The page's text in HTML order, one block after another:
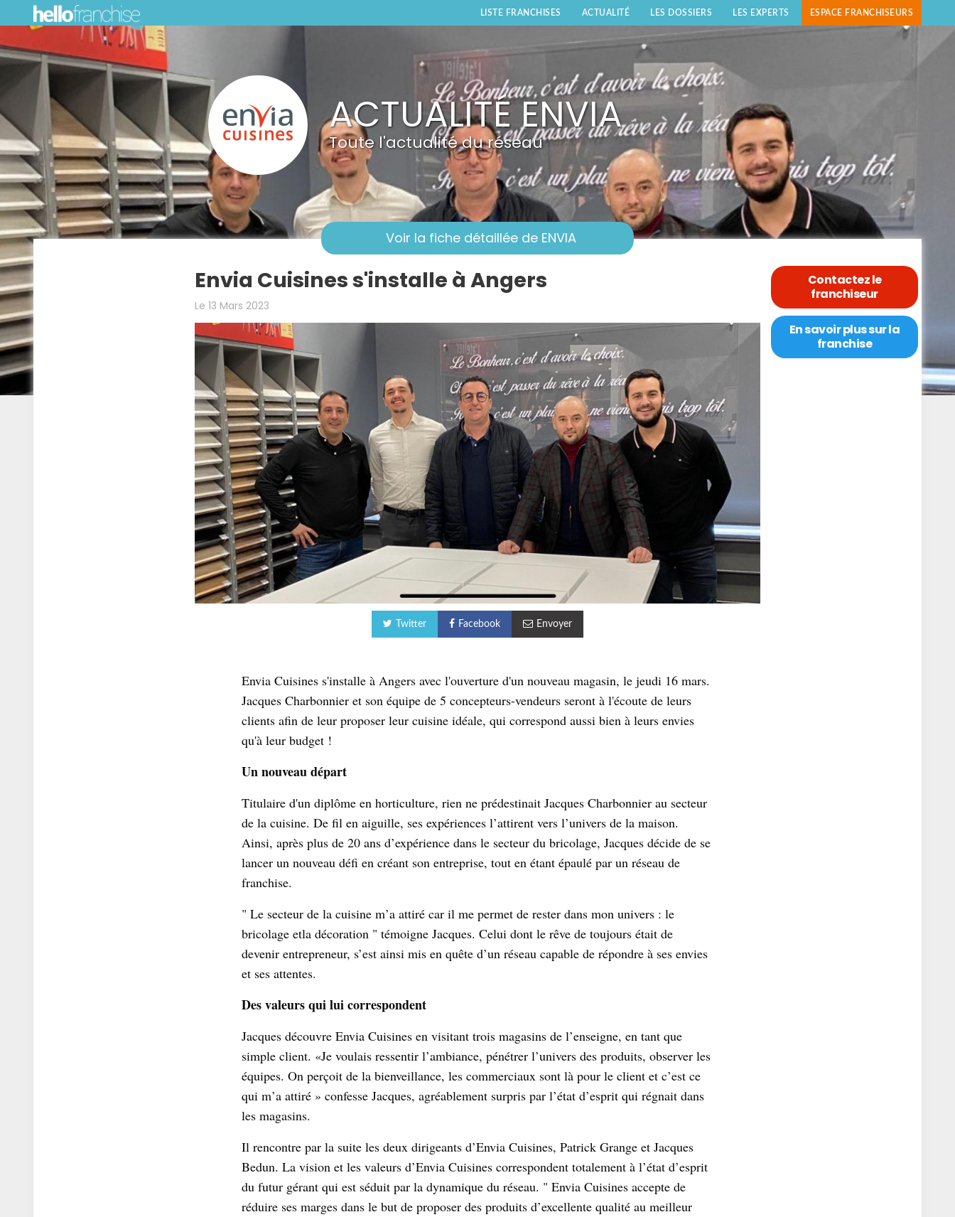
LISTE FRANCHISES ACTUALITÉ LES DOSSIERS LES EXPERTS ESPACE FRANCHISEURS
ACTUALITÉ ENVIA
Toute l'actualité du réseau
Voir la fiche détaillée de ENVIA
Envia Cuisines s'installe à Angers
Le 13 Mars 2023
Twitter Facebook Envoyer
Envia Cuisines s'installe à Angers avec l'ouverture d'un nouveau magasin, le jeudi 16 mars.
Jacques Charbonnier et son équipe de 5 concepteurs-vendeurs seront à l'écoute de leurs
clients afin de leur proposer leur cuisine idéale, qui correspond aussi bien à leurs envies
qu'à leur budget !
Un nouveau départ
Titulaire d'un diplôme en horticulture, rien ne prédestinait Jacques Charbonnier au secteur
de la cuisine. De fil en aiguille, ses expériences l’attirent vers l’univers de la maison.
Ainsi, après plus de 20 ans d’expérience dans le secteur du bricolage, Jacques décide de se
lancer un nouveau défi en créant son entreprise, tout en étant épaulé par un réseau de
franchise.
" Le secteur de la cuisine m’a attiré car il me permet de rester dans mon univers : le
bricolage etla décoration " témoigne Jacques. Celui dont le rêve de toujours était de
devenir entrepreneur, s’est ainsi mis en quête d’un réseau capable de répondre à ses envies
et ses attentes.
Des valeurs qui lui correspondent
Jacques découvre Envia Cuisines en visitant trois magasins de l’enseigne, en tant que
simple client. «Je voulais ressentir l’ambiance, pénétrer l’univers des produits, observer les
équipes. On perçoit de la bienveillance, les commerciaux sont là pour le client et c’est ce
qui m’a attiré » confesse Jacques, agréablement surpris par l’état d’esprit qui régnait dans
les magasins.
Il rencontre par la suite les deux dirigeants d’Envia Cuisines, Patrick Grange et Jacques
Bedun. La vision et les valeurs d’Envia Cuisines correspondent totalement à l’état d’esprit
du futur gérant qui est séduit par la dynamique du réseau. " Envia Cuisines accepte de
réduire ses marges dans le but de proposer des produits d’excellente qualité au meilleur
Contactez le
franchiseur
En savoir plus sur la
franchise